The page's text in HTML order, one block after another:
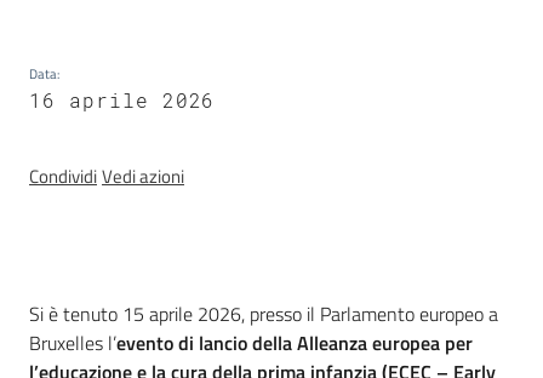
su
Data:
16 aprile 2026
CondividiVedi azioni
Introduzione
Si è tenuto 15 aprile 2026, presso il Parlamento europeo a
Bruxelles l’evento di lancio della Alleanza europea per
l’educazione e la cura della prima infanzia (ECEC – Early